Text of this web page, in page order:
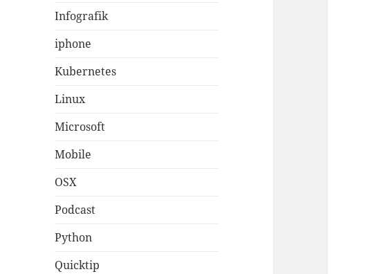
Infografik
iphone
Kubernetes
Linux
Microsoft
Mobile
OSX
Podcast
Python
Quicktip